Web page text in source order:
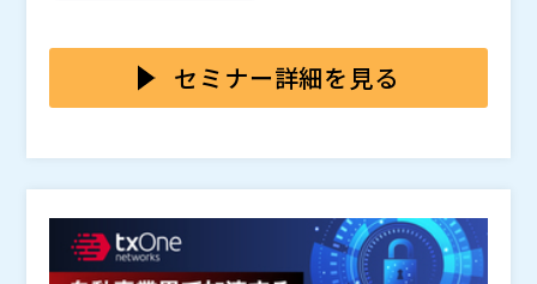
マジセミ株式会社（）
※共催、協賛、協力、講演企業は将来的に追加、削除さ
れる可能性があります。
しています。 多くの企業でリモートアクセスをVPNか
ら「ゼロトラスト」への移行する動きが着実に進んでい
ートメンテナンス目的などで構築したVPN環境が情報シ
ステム部の目をかいくぐって引き続き運用されているケ
ースが非常に多く存在します。インシデントが発生して
からそういったVPN環境の存在が明らかになるケースも
少なくなく、こうした見落とされた接続経路がまさに
Webセミナー
使い慣れたVPN環境をゼロトラストに移行することは、
企業や外部事業者にとって非常に負荷が高いことでしょ
う。しかし、「社員のリモートアクセス」と「外部事業
者のリモートアクセス」を分けて考えることができれ
ば、移行やその後の運用負荷は大幅に減らすこともでき
株式会社インターネットイニシアティブ グローバル
事業本部グローバル企画部 エキスパートプログラムマ
セミナー詳細を見る